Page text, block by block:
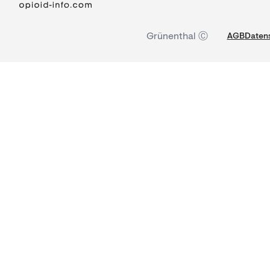
Grünenthal Ⓒ AGB